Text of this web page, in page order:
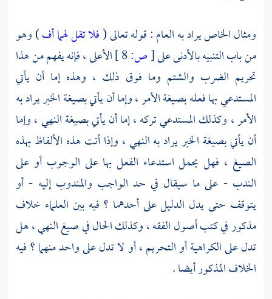
ومثال الخاص يراد به العام : قوله تعالى (فلا تقل لهما أف) وهو
من باب التنبيه بالأدنى على[ص:
الأعلى ، فإنه يفهم من هذا
تحريم الضرب والشتم وما فوق ذلك ، وهذه إما أن يأتي
المستدعي بها فعله بصيغة الأمر ، وإما أن يأتي بصيغة الخبر يراد به
الأمر ، وكذلك المستدعي تركه ، إما أن يأتي بصيغة النهي ، وإما
أن يأتي بصيغة الخبر يراد به النهي ، وإذا أتت هذه الألفاظ بهذه
الصيغ ، فهل يحمل استدعاء الفعل بها على الوجوب أو على
الندب - على ما سيقال في حد الواجب والمندوب إليه - أو
يتوقف حتى يدل الدليل على أحدهما ؟ فيه بين العلماء خلاف
مذكور في كتب أصول الفقه ، وكذلك الحال في صيغ النهي ، هل
تدل على الكراهية أو التحريم ، أو لا تدل على واحد منهما ؟ فيه
الخلاف المذكور أيضا .